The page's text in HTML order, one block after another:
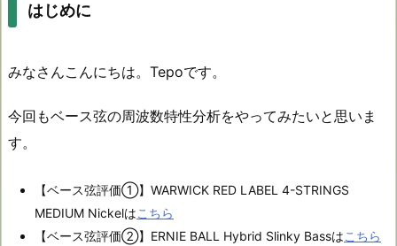
はじめに
みなさんこんにちは。Tepoです。
今回もベース弦の周波数特性分析をやってみたいと思いま
す。
【ベース弦評価①】WARWICK RED LABEL 4-STRINGS
MEDIUM Nickelはこちら
【ベース弦評価②】ERNIE BALL Hybrid Slinky Bassはこちら